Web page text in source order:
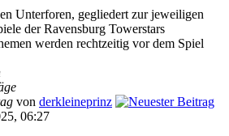
Unterforen, gegliedert zur jeweiligen
der Ravensburg Towerstars
werden rechtzeitig vor dem Spiel
von derkleineprinz
06:27